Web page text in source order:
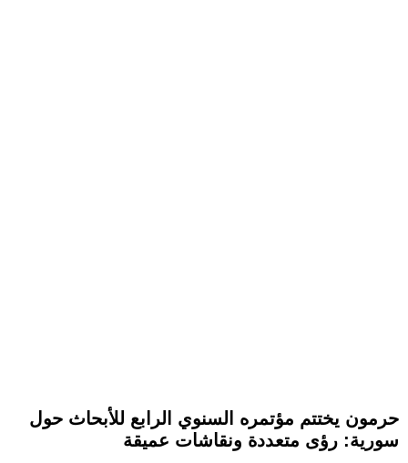
حرمون يختتم مؤتمره السنوي الرابع للأبحاث حول
سورية: رؤى متعددة ونقاشات عميقة